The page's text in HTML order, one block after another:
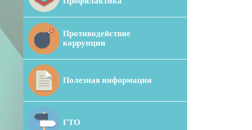
Противодействие
коррупции
Полезная информация
ГТО